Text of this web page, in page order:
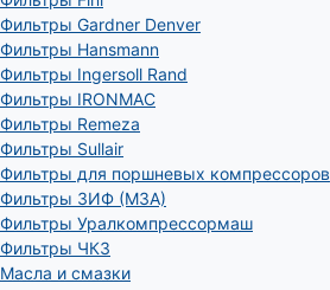
Фильтры Gardner Denver
Фильтры Hansmann
Фильтры Ingersoll Rand
Фильтры IRONMAC
Фильтры Remeza
Фильтры Sullair
Фильтры для поршневых компрессоров
Фильтры ЗИФ (МЗА)
Фильтры Уралкомпрессормаш
Фильтры ЧКЗ
Масла и смазки